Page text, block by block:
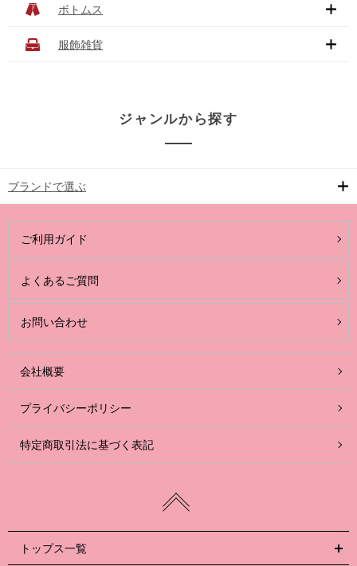
ボトムス
服飾雑貨
ジャンルから探す
ブランドで選ぶ
ご利用ガイド
よくあるご質問
お問い合わせ
会社概要
プライバシーポリシー
特定商取引法に基づく表記
トップス一覧